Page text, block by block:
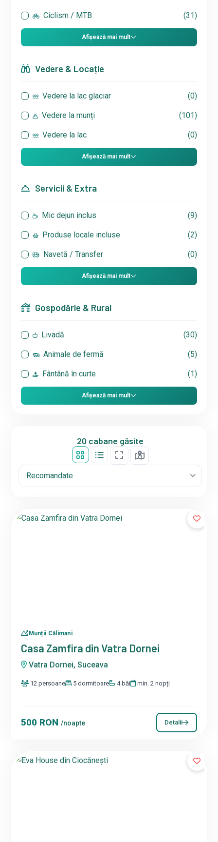
Ciclism / MTB (31)
Afișează mai mult
Vedere & Locație
Vedere la lac glaciar (0)
Vedere la munți (101)
Vedere la lac (0)
Afișează mai mult
Servicii & Extra
Mic dejun inclus (9)
Produse locale incluse (2)
Navetă / Transfer (0)
Afișează mai mult
Gospodărie & Rural
Livadă (30)
Animale de fermă (5)
Fântână în curte (1)
Afișează mai mult
20 cabane găsite
Recomandate
Munții Călimani
Casa Zamfira din Vatra Dornei
Vatra Dornei, Suceava
12 persoane 5 dormitoare 4 băi min. 2 nopți
500 RON/noapte Detalii